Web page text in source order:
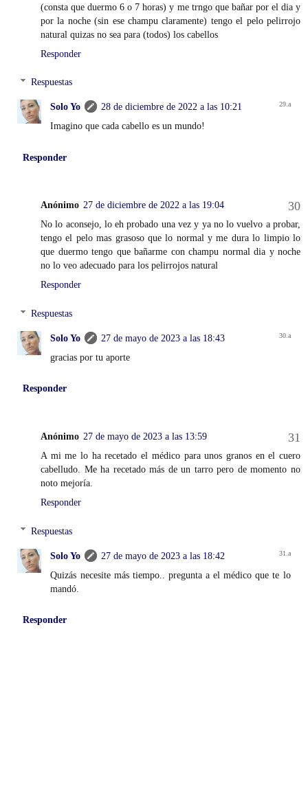
(consta que duermo 6 o 7 horas) y me trngo que bañar por el dia y
por la noche (sin ese champu claramente) tengo el pelo pelirrojo
natural quizas no sea para (todos) los cabellos
Responder
Respuestas
Solo Yo
28 de diciembre de 2022 a las 10:21
Imagino que cada cabello es un mundo!
Responder
Anónimo 27 de diciembre de 2022 a las 19:04
No lo aconsejo, lo eh probado una vez y ya no lo vuelvo a probar,
tengo el pelo mas grasoso que lo normal y me dura lo limpio lo
que duermo tengo que bañarme con champu normal dia y noche
no lo veo adecuado para los pelirrojos natural
Responder
Respuestas
Solo Yo
27 de mayo de 2023 a las 18:43
gracias por tu aporte
Responder
Anónimo 27 de mayo de 2023 a las 13:59
A mi me lo ha recetado el médico para unos granos en el cuero
cabelludo. Me ha recetado más de un tarro pero de momento no
noto mejoría.
Responder
Respuestas
Solo Yo
27 de mayo de 2023 a las 18:42
Quizás necesite más tiempo.. pregunta a el médico que te lo
mandó.
Responder